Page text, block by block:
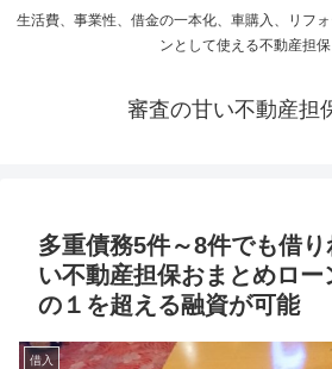
生活費、事業性、借金の一本化、車購入、リフ
ンとして使える不動産担
審査の甘い不動産担
多重債務5件～8件でも借
い不動産担保おまとめロ
の１を超える融資が可能
借入